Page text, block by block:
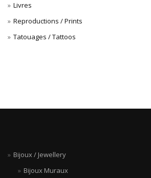
Livres
Reproductions / Prints
Tatouages / Tattoos
Bijoux / Jewellery
Bijoux Muraux